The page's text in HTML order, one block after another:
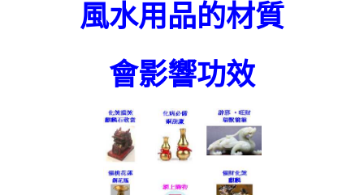
風水用品的材質
會影響功效